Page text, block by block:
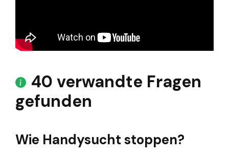
40 verwandte Fragen
gefunden
Wie Handysucht stoppen?